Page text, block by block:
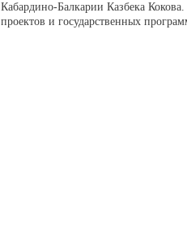
Кабардино-Балкарии Казбека
проектов и государственных